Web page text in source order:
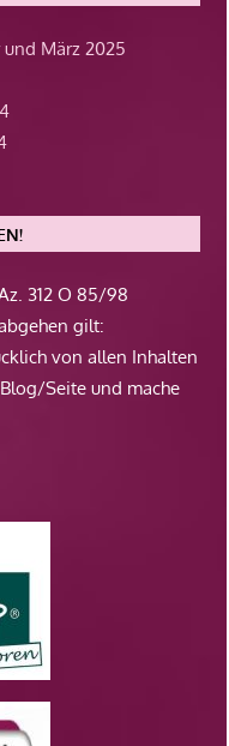
März 2025
312 O 85/98
gilt:
von allen Inhalten
Seite und mache